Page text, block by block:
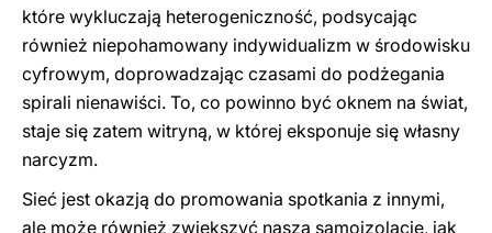
które wykluczają heterogeniczność, podsycając
również niepohamowany indywidualizm w środowisku
cyfrowym, doprowadzając czasami do podżegania
spirali nienawiści. To, co powinno być oknem na świat,
staje się zatem witryną, w której eksponuje się własny
narcyzm.
Sieć jest okazją do promowania spotkania z innymi,
ale może również zwiększyć naszą samoizolację, jak